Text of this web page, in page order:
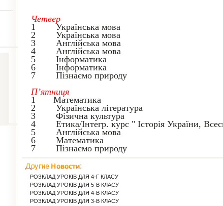
Четвер
1 Українська мова
2
Українська мова
3
Англійська мова
4
Англійська мова
5 Інформатика
6
Інформатика
7 Пізнаємо природу
П’ятниця
1 Математика
2 Українська література
3
Фізична культура
4 Етика/Інтегр. курс " Історія України,
5
Англійська мова
6
Математика
7 Пізнаємо природу
РОЗКЛАД УРОКІВ ДЛЯ 4-Г КЛАСУ
РОЗКЛАД УРОКІВ ДЛЯ 5-В КЛАСУ
РОЗКЛАД УРОКІВ ДЛЯ 4-В КЛАСУ
РОЗКЛАД УРОКІВ ДЛЯ 3-В КЛАСУ